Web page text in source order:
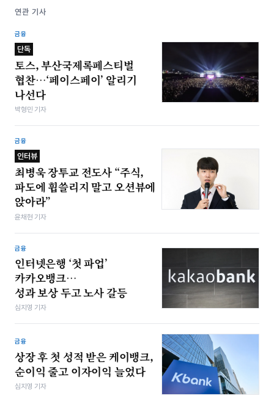
연관 기사
금융
단독
토스, 부산국제록페스티벌
협찬…‘페이스페이’ 알리기
나선다
박형민 기자
금융
인터뷰
최병욱 장투교 전도사 “주식,
파도에 휩쓸리지 말고 오션뷰에
앉아라”
윤채현 기자
금융
인터넷은행 ‘첫 파업’
카카오뱅크…
성과 보상 두고 노사 갈등
심지영 기자
금융
상장 후 첫 성적 받은 케이뱅크,
순이익 줄고 이자이익 늘었다
심지영 기자